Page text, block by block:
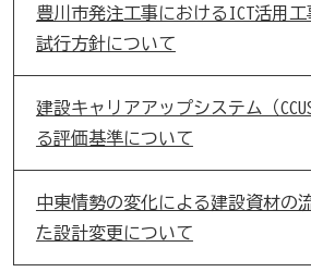
豊川市発注工事におけるICT活用
試行方針について
建設キャリアアップシステム（
る評価基準について
中東情勢の変化による建設資材の
た設計変更について